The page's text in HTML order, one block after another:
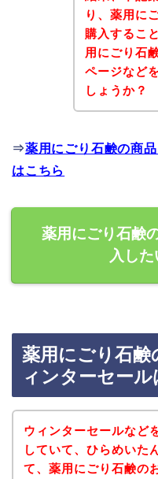
り、薬用に
購入するこ
用にごり石
ページなど
しょうか？
⇒薬用にごり石鹸の商
はこちら
薬用にごり石鹸
入し
薬用にごり石鹸
ィンターセー
ウィンターセールなど
していて、ひらめいた
て、薬用にごり石鹸の